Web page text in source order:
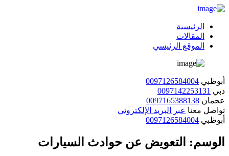
الرئيسية
المقالات
الموقع الرئيسي
أبوظبي 0097126584004
دبي 0097142253131
عجمان 0097165388138
تواصل معنا عبر البريد الإلكتروني
أبوظبي 0097126584004
الوسم: التعويض عن حوادث السيارات